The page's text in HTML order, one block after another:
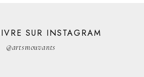
SUR INSTAGRAM
@artsmouvants